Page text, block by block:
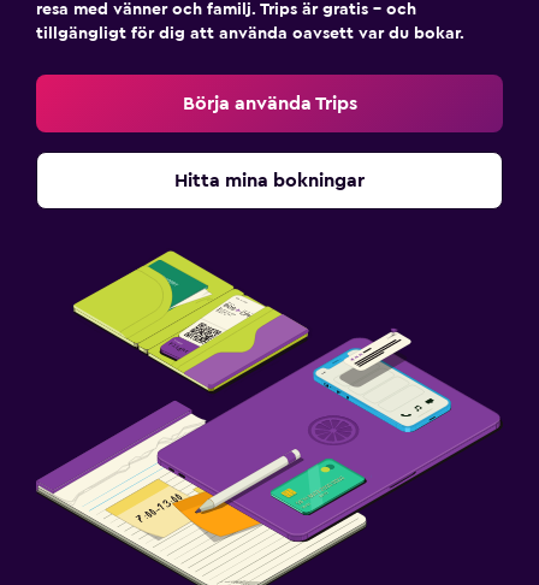
resa med vänner och familj. Trips är gratis – och
tillgängligt för dig att använda oavsett var du bokar.
Börja använda Trips
Hitta mina bokningar